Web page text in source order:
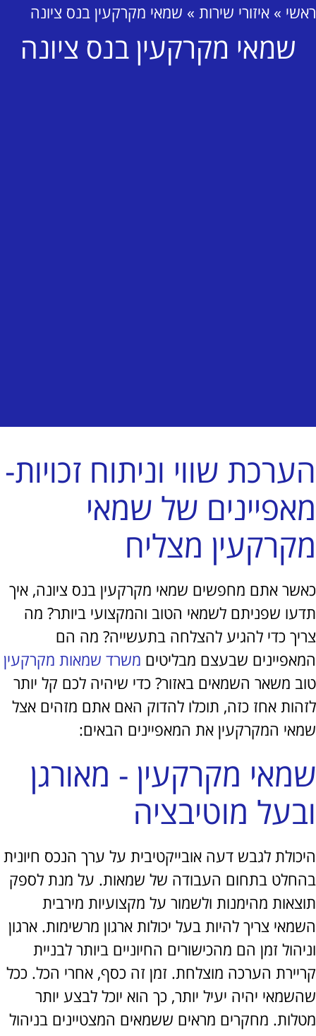
»איזורי שירות»שמאי מקרקעין בנס ציונה
שמאי מקרקעין בנס ציונה
שווי וניתוח זכויות-
של שמאי
מצליח
אתם מחפשים שמאי מקרקעין בנס ציונה, איך
שפניתם לשמאי הטוב והמקצועי ביותר? מה
כדי להגיע להצלחה בתעשייה? מה הם
שבעצם מבליטיםמשרד שמאות מקרקעין
משאר השמאים באזור? כדי שיהיה לכם קל יותר
אחז כזה, תוכלו להדוק האם אתם מזהים אצל
המקרקעין את המאפיינים הבאים:
מקרקעין - מאורגן
מוטיבציה
לגבש דעה אובייקטיבית על ערך הנכס חיונית
בתחום העבודה של שמאות. על מנת לספק
מהימנות ולשמור על מקצועיות מירבית
צריך להיות בעל יכולות ארגון מרשימות. ארגון
זמן הם מהכישורים החיוניים ביותר לבניית
הערכה מוצלחת. זמן זה כסף, אחרי הכל. ככל
יהיה יעיל יותר, כך הוא יוכל לבצע יותר
מחקרים מראים ששמאים המצטיינים בניהול